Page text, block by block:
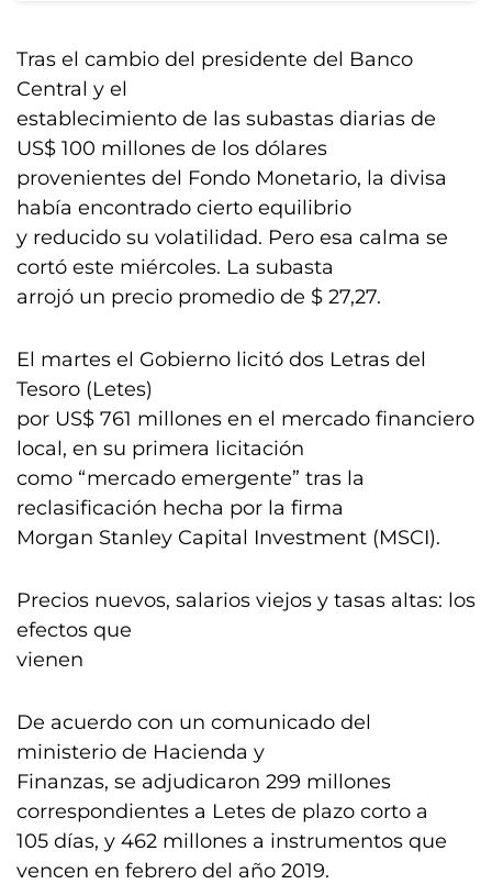
Tras el cambio del presidente del Banco
Central y el
establecimiento de las subastas diarias de
US$ 100 millones de los dólares
provenientes del Fondo Monetario, la divisa
había encontrado cierto equilibrio
y reducido su volatilidad. Pero esa calma se
cortó este miércoles. La subasta
arrojó un precio promedio de $ 27,27.
El martes el Gobierno licitó dos Letras del
Tesoro (Letes)
por US$ 761 millones en el mercado financiero
local, en su primera licitación
como “mercado emergente” tras la
reclasificación hecha por la firma
Morgan Stanley Capital Investment (MSCI).
Precios nuevos, salarios viejos y tasas altas: los
efectos que
vienen
De acuerdo con un comunicado del
ministerio de Hacienda y
Finanzas, se adjudicaron 299 millones
correspondientes a Letes de plazo corto a
105 días, y 462 millones a instrumentos que
vencen en febrero del año 2019.